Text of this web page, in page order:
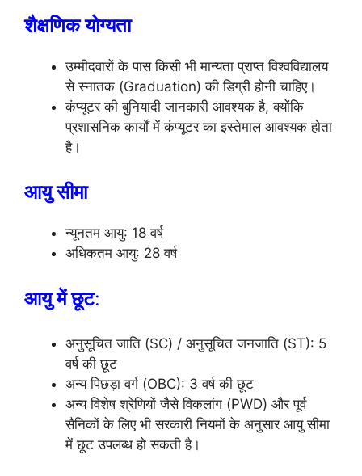
शैक्षणिक योग्यता
उम्मीदवारों के पास किसी भी मान्यता प्राप्त विश्वविद्यालय
से स्नातक (Graduation) की डिग्री होनी चाहिए।
कंप्यूटर की बुनियादी जानकारी आवश्यक है, क्योंकि
प्रशासनिक कार्यों में कंप्यूटर का इस्तेमाल आवश्यक होता
है।
आयु सीमा
न्यूनतम आयु: 18 वर्ष
अधिकतम आयु: 28 वर्ष
आयु में छूट:
अनुसूचित जाति (SC) / अनुसूचित जनजाति (ST): 5
वर्ष की छूट
अन्य पिछड़ा वर्ग (OBC): 3 वर्ष की छूट
अन्य विशेष श्रेणियों जैसे विकलांग (PWD) और पूर्व
सैनिकों के लिए भी सरकारी नियमों के अनुसार आयु सीमा
में छूट उपलब्ध हो सकती है।